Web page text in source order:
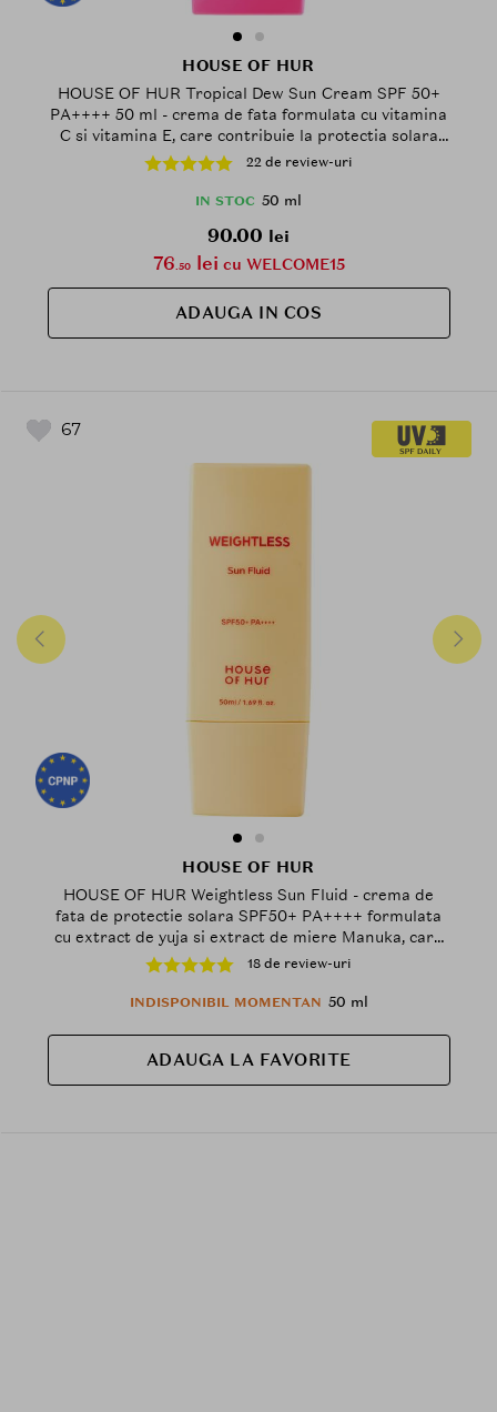
HOUSE OF HUR
HOUSE OF HUR Tropical Dew Sun Cream SPF 50+
PA++++ 50 ml - crema de fata formulata cu vitamina
C si vitamina E, care contribuie la protectia solara
UVA si UVB si la mentinerea hidratarii pielii, Daily
22 de review-uri
IN STOC 50 ml
90.00 lei
76.50lei cu WELCOME15
ADAUGA IN COS
67
HOUSE OF HUR
HOUSE OF HUR Weightless Sun Fluid - crema de
fata de protectie solara SPF50+ PA++++ formulata
cu extract de yuja si extract de miere Manuka, care
contribuie la mentinerea hidratarii pielii si la
mentinerea unui finisaj natural, semi-mat - 50 ml
18 de review-uri
INDISPONIBIL MOMENTAN 50 ml
ADAUGA LA FAVORITE